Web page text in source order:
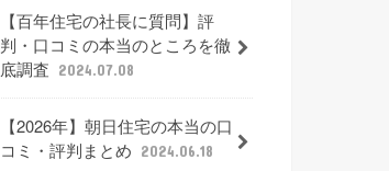
【百年住宅の社長に質問】評
判・口コミの本当のところを徹
底調査
2024.07.08
【2026年】朝日住宅の本当の口
コミ・評判まとめ
2024.06.18